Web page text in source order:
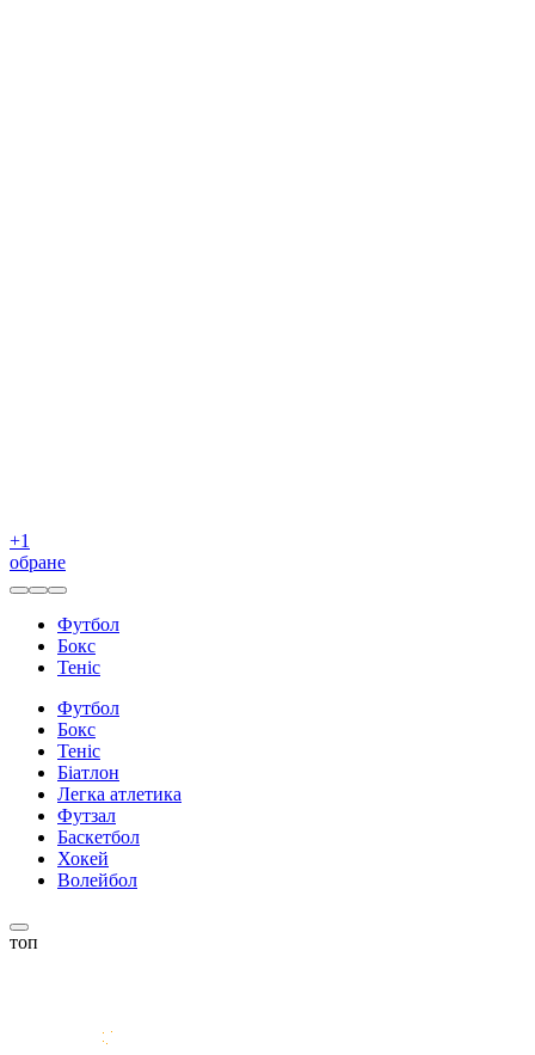
+1
обране
Футбол
Бокс
Теніс
Футбол
Бокс
Теніс
Біатлон
Легка атлетика
Футзал
Баскетбол
Хокей
Волейбол
топ